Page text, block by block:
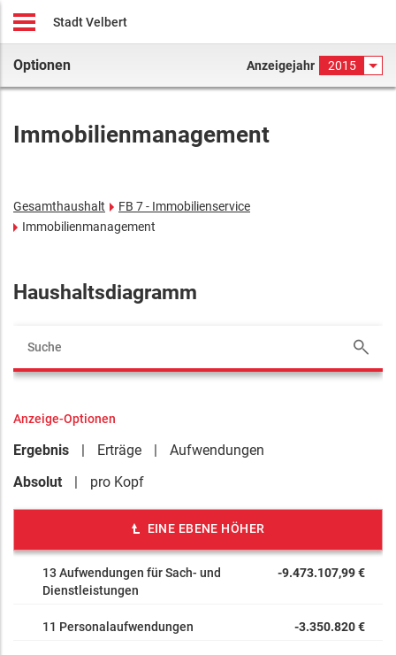
Stadt Velbert
Optionen Anzeigejahr 2015
Immobilienmanagement
Gesamthaushalt
FB 7 - Immobilienservice
Immobilienmanagement
Haushaltsdiagramm
Anzeige-Optionen
Ergebnis Erträge
Aufwendungen
Absolut
pro Kopf
EINE EBENE HÖHER
13 Aufwendungen für Sach- und
Dienstleistungen
-9.473.107,99 €
11 Personalaufwendungen -3.350.820 €